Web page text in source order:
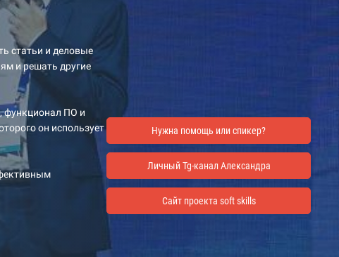
статьи и деловые
и решать другие
функционал ПО и
он использует
Нужна помощь или спикер?
Личный Tg-канал Александра
Сайт проекта soft skills